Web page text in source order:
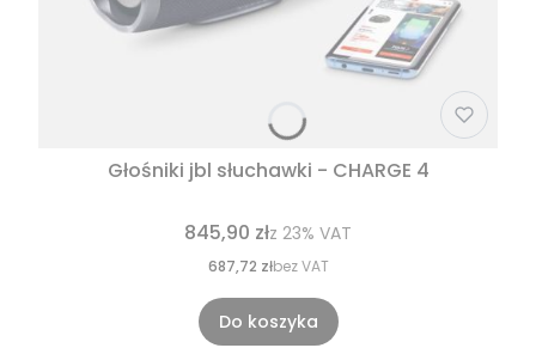
Głośniki jbl słuchawki - CHARGE 4
845,90 złz 23% VAT
687,72 złbez VAT
Do koszyka